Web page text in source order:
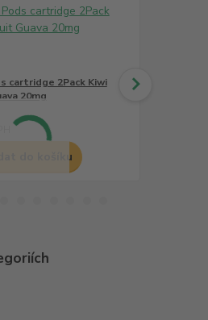
cartridge 2Pack Kiwi
20mg
do košíku